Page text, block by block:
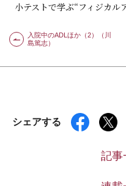
小テストで学ぶ“フィジカ
入院中のADLほか（2）（川
島篤志）
シェアする
記事